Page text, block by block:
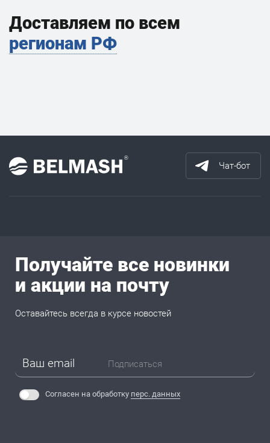
Доставляем по всем
регионам РФ
Чат-бот
Получайте все новинки
и акции на почту
Оставайтесь всегда в курсе новостей
Подписаться
Согласен на обработку перс. данных